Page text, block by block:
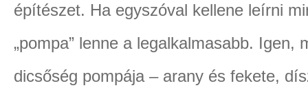
építészet. Ha egyszóval kellene leírni
„pompa” lenne a legalkalmasabb. Igen,
dicsőség pompája – arany és fekete,